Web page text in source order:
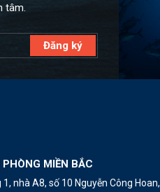
tâm.
MIỀN BẮC
1, nhà A8, số 10 Nguyễn Công Hoan,